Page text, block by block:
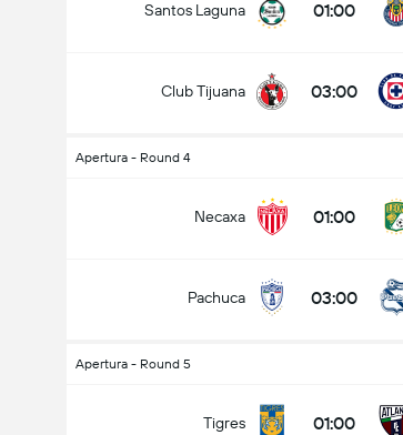
Santos Laguna 01:00
Club Tijuana 03:00
Apertura - Round 4
Necaxa 01:00
Pachuca 03:00
Apertura - Round 5
Tigres 01:00